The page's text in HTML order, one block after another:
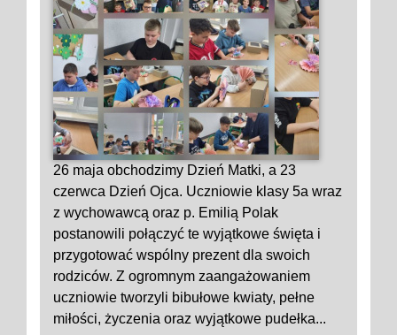
26 maja obchodzimy Dzień Matki, a 23
czerwca Dzień Ojca. Uczniowie klasy 5a wraz
z wychowawcą oraz p. Emilią Polak
postanowili połączyć te wyjątkowe święta i
przygotować wspólny prezent dla swoich
rodziców. Z ogromnym zaangażowaniem
uczniowie tworzyli bibułowe kwiaty, pełne
miłości, życzenia oraz wyjątkowe pudełka...